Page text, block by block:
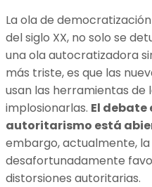
La ola de
del siglo XX, no solo se
una ola autocratizadora
más triste, es que las
usan las herramientas de
implosionarlas. El
autoritarismo está
embargo, actualmente,
desafortunadamente
distorsiones autoritarias.